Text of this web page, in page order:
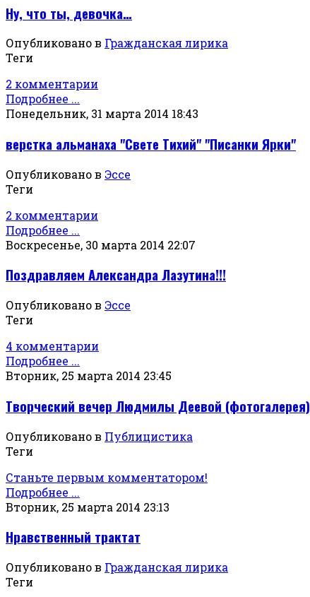
Ну, что ты, девочка…
Опубликовано в Гражданская лирика
Теги
2 комментарии
Подробнее ...
Понедельник, 31 марта 2014 18:43
верстка альманаха "Свете Тихий" "Писанки Ярки"
Опубликовано в Эссе
Теги
2 комментарии
Подробнее ...
Воскресенье, 30 марта 2014 22:07
Поздравляем Александра Лазутина!!!
Опубликовано в Эссе
Теги
4 комментарии
Подробнее ...
Вторник, 25 марта 2014 23:45
Творческий вечер Людмилы Деевой (фотогалерея)
Опубликовано в Публицистика
Теги
Станьте первым комментатором!
Подробнее ...
Вторник, 25 марта 2014 23:13
Нравственный трактат
Опубликовано в Гражданская лирика
Теги